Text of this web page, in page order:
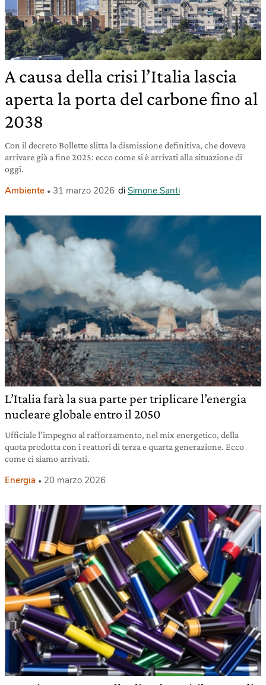
A causa della crisi l’Italia lascia
aperta la porta del carbone fino al
2038
Con il decreto Bollette slitta la dismissione definitiva, che doveva
arrivare già a fine 2025: ecco come si è arrivati alla situazione di
oggi.
Ambiente 31 marzo 2026 di Simone Santi
L’Italia farà la sua parte per triplicare l’energia
nucleare globale entro il 2050
Ufficiale l’impegno al rafforzamento, nel mix energetico, della
quota prodotta con i reattori di terza e quarta generazione. Ecco
come ci siamo arrivati.
Energia 20 marzo 2026